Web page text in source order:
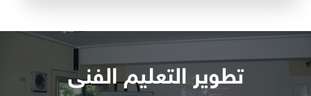
تطوير التعليم الفنى